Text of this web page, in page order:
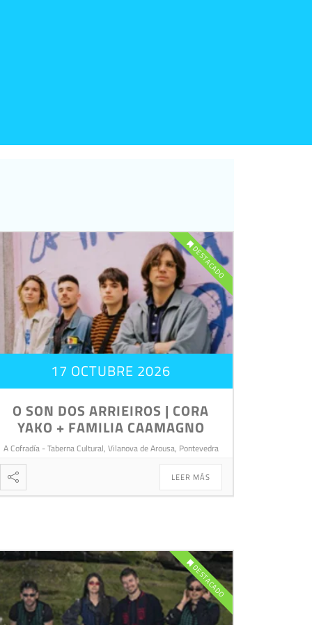
17 OCTUBRE 2026
O SON DOS ARRIEIROS | CORA
YAKO + FAMILIA CAAMAGNO
DESTACADO
A Cofradía - Taberna Cultural, Vilanova de Arousa, Pontevedra
LEER MÁS
DESTACADO